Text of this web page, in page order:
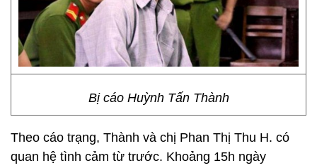
Bị cáo Huỳnh Tấn Thành
Theo cáo trạng, Thành và chị Phan Thị Thu H. có
quan hệ tình cảm từ trước. Khoảng 15h ngày